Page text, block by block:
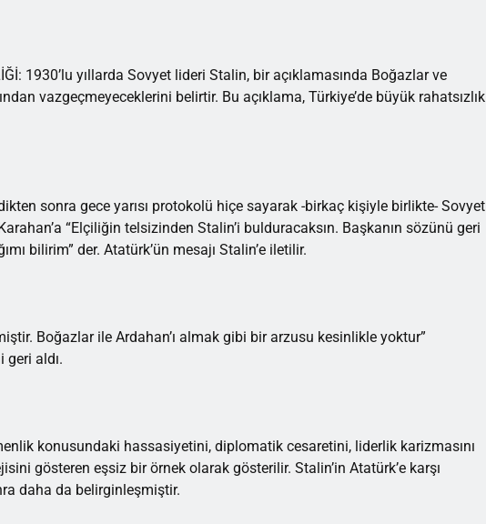
1930’lu yıllarda Sovyet lideri Stalin, bir açıklamasında Boğazlar ve
vazgeçmeyeceklerini belirtir. Bu açıklama, Türkiye’de büyük rahatsızlık
sonra gece yarısı protokolü hiçe sayarak -birkaç kişiyle birlikte- Sovyet
“Elçiliğin telsizinden Stalin’i bulduracaksın. Başkanın sözünü geri
bilirim” der. Atatürk’ün mesajı Stalin’e iletilir.
Boğazlar ile Ardahan’ı almak gibi bir arzusu kesinlikle yoktur”
geri aldı.
konusundaki hassasiyetini, diplomatik cesaretini, liderlik karizmasını
gösteren eşsiz bir örnek olarak gösterilir. Stalin’in Atatürk’e karşı
daha da belirginleşmiştir.